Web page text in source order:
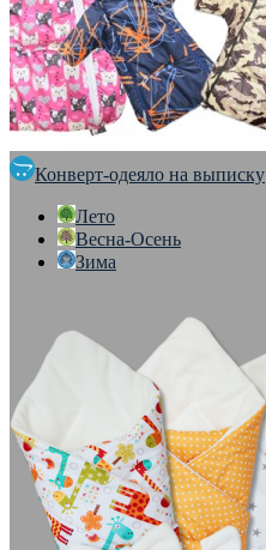
Конверт-одеяло на выписку
Лето
Весна-Осень
Зима